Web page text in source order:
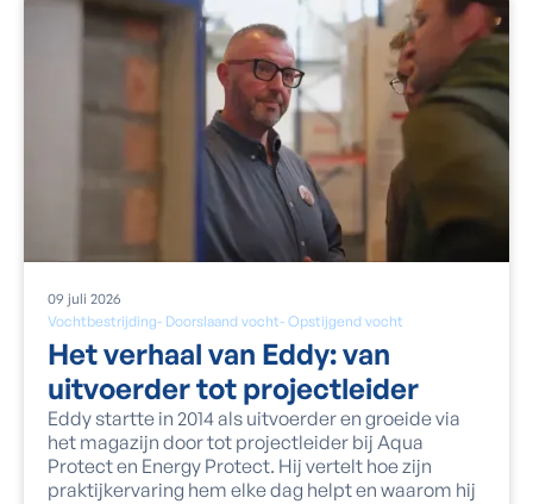
Vochtbestrijding- Doorslaand vocht- Opstijgend vocht
09 juli 2026
Het verhaal van Eddy: van
uitvoerder tot projectleider
Eddy startte in 2014 als uitvoerder en groeide via
het magazijn door tot projectleider bij Aqua
Protect en Energy Protect. Hij vertelt hoe zijn
praktijkervaring hem elke dag helpt en waarom hij